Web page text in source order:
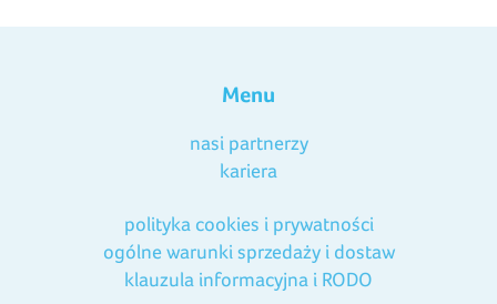
Menu
nasi partnerzy
kariera
polityka cookies i prywatności
ogólne warunki sprzedaży i dostaw
klauzula informacyjna i RODO